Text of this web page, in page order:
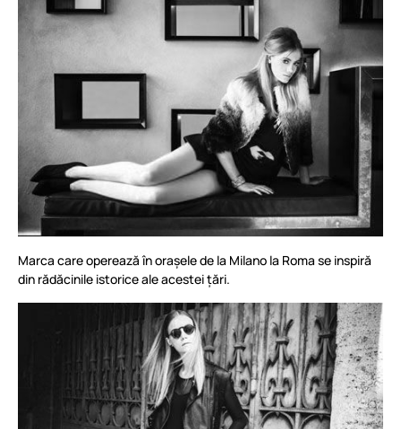
Marca care operează în orașele de la Milano la Roma se inspiră
din rădăcinile istorice ale acestei țări.